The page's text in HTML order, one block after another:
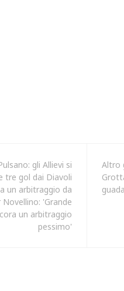
gli Allievi si
tre gol dai Diavoli
un arbitraggio da
'Grande
un arbitraggio
pessimo'
Altro